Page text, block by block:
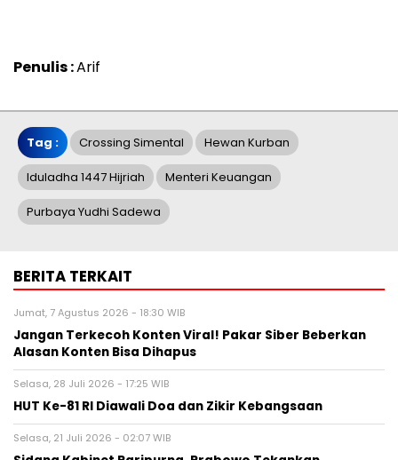
Penulis :Arif
Tag : Crossing Simental Hewan Kurban
Iduladha 1447 Hijriah Menteri Keuangan
Purbaya Yudhi Sadewa
BERITA TERKAIT
Jumat, 7 Agustus 2026 - 18:30 WIB
Jangan Terkecoh Konten Viral! Pakar Siber Beberkan
Alasan Konten Bisa Dihapus
Selasa, 28 Juli 2026 - 17:25 WIB
HUT Ke-81 RI Diawali Doa dan Zikir Kebangsaan
Selasa, 21 Juli 2026 - 02:07 WIB